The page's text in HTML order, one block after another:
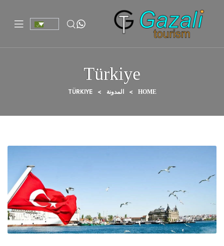
Türkiye
HOME
> المدونة >
TÜRKIYE